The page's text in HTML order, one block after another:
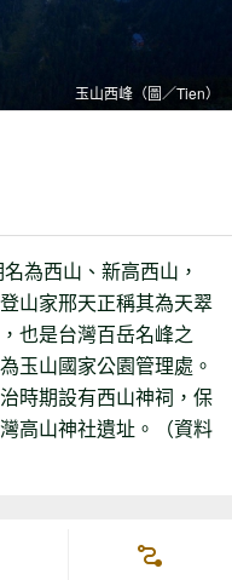
玉山西峰（圖／Tien）
為西山、新高西山，
山家邢天正稱其為天翠
也是台灣百岳名峰之
玉山國家公園管理處。
時期設有西山神祠，保
高山神社遺址。（資料